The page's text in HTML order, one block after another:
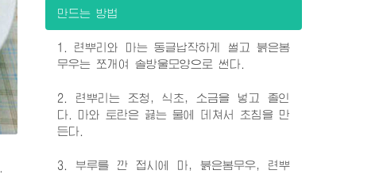
만드는 방법
1. 련뿌리와 마는 동글납작하게 썰고 붉은봄
무우는 쪼개여 솔방울모양으로 썬다.
2. 련뿌리는 조청, 식초, 소금을 넣고 졸인
다. 마와 토란은 끓는 물에 데쳐서 초침을 만
든다.
3. 부루를 깐 접시에 마, 붉은봄무우, 련뿌